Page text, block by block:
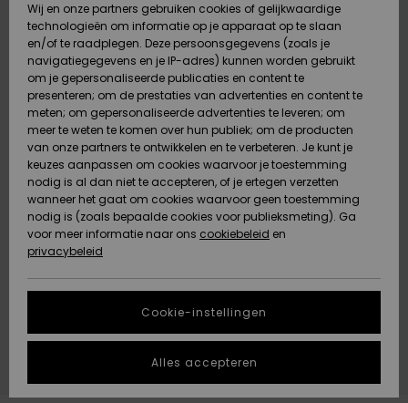
Schoenen &
Slippers
Surf /
Water
Snow
Nieuw
Highlights
Schoenen &
Slippers
Surf /
Water
Sneeuw
Nieuw
Highlights
Highlights
Snow
SURF
Highlights
Community
SNOW
Dames
Snow Shop
Highlights
Gemeenschap
SALE ON
SALE
VROUW
OUTLET
Regio- En
Taalinstellingen
Betaling
Giftcard
Quiksilver
Freedom
Gegevensbescherming
gesprek om het
snelste
vraag te
krijgen.
DUURZAAMHEID
STORE LOCATOR
Wij en onze partners gebruiken cookies of gelijkwaardige
technologieën om informatie op je apparaat op te slaan
en/of te raadplegen. Deze persoonsgegevens (zoals je
navigatiegegevens en je IP-adres) kunnen worden gebruikt
om je gepersonaliseerde publicaties en content te
presenteren; om de prestaties van advertenties en content te
meten; om gepersonaliseerde advertenties te leveren; om
meer te weten te komen over hun publiek; om de producten
van onze partners te ontwikkelen en te verbeteren. Je kunt je
keuzes aanpassen om cookies waarvoor je toestemming
nodig is al dan niet te accepteren, of je ertegen verzetten
wanneer het gaat om cookies waarvoor geen toestemming
nodig is (zoals bepaalde cookies voor publieksmeting). Ga
voor meer informatie naar ons cookiebeleid en
privacybeleid
Cookie-instellingen
Alles accepteren